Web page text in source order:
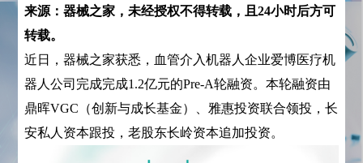
来源：器械之家，未经授权不得转载，且24小时后方可
转载。
近日，器械之家获悉，血管介入机器人企业爱博医疗机
器人公司完成完成1.2亿元的Pre-A轮融资。本轮融资由
鼎晖VGC（创新与成长基金）、雅惠投资联合领投，长
安私人资本跟投，老股东长岭资本追加投资。